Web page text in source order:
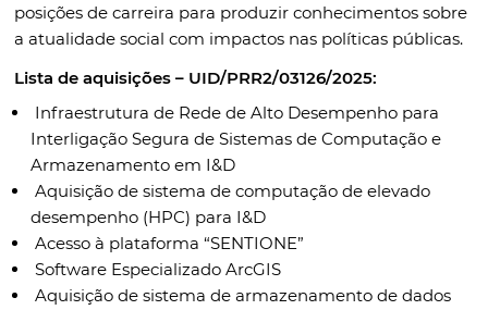
posições de carreira para produzir conhecimentos sobre
a atualidade social com impactos nas políticas públicas.
Lista de aquisições – UID/PRR2/03126/2025:
Infraestrutura de Rede de Alto Desempenho para
Interligação Segura de Sistemas de Computação e
Armazenamento em I&D
Aquisição de sistema de computação de elevado
desempenho (HPC) para I&D
Acesso à plataforma “SENTIONE”
Software Especializado ArcGIS
Aquisição de sistema de armazenamento de dados